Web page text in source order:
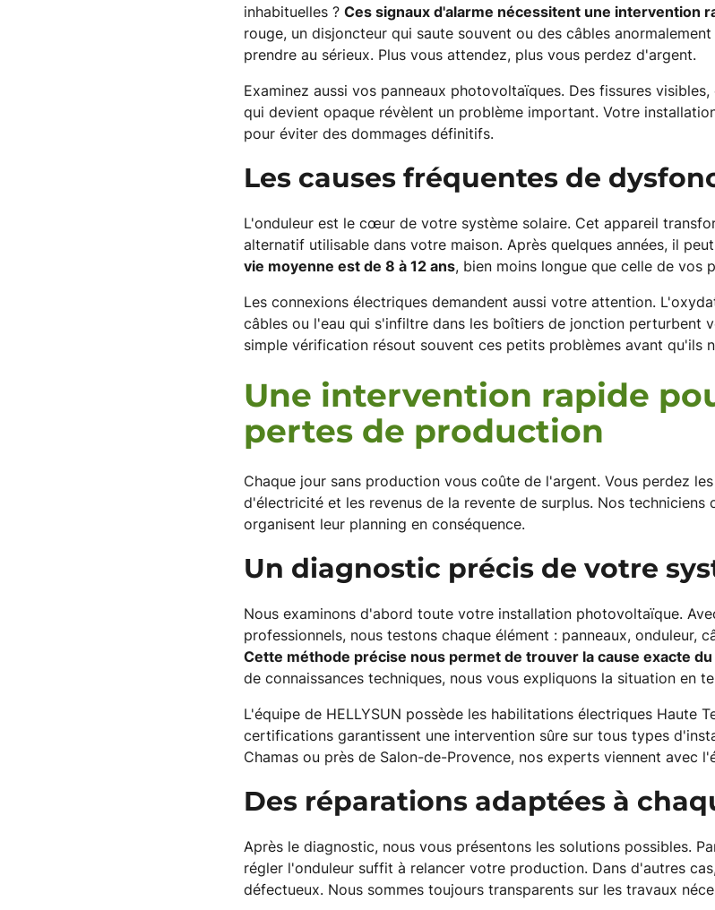
inhabituelles ? Ces signaux d'alarme nécessitent une intervention
rouge, un disjoncteur qui saute souvent ou des câbles
prendre au sérieux. Plus vous attendez, plus vous perdez d'argent.
Examinez aussi vos panneaux photovoltaïques. Des fissures
qui devient opaque révèlent un problème important. Votre
pour éviter des dommages définitifs.
Les causes fréquentes de
L'onduleur est le cœur de votre système solaire. Cet appareil
alternatif utilisable dans votre maison. Après quelques années, il
vie moyenne est de 8 à 12 ans, bien moins longue que celle de vos
Les connexions électriques demandent aussi votre attention.
câbles ou l'eau qui s'infiltre dans les boîtiers de jonction perturbent
simple vérification résout souvent ces petits problèmes avant qu'ils
Une intervention rapide
pertes de production
Chaque jour sans production vous coûte de l'argent. Vous perdez
d'électricité et les revenus de la revente de surplus. Nos techniciens
organisent leur planning en conséquence.
Un diagnostic précis de votre
Nous examinons d'abord toute votre installation photovoltaïque.
professionnels, nous testons chaque élément : panneaux, onduleur,
Cette méthode précise nous permet de trouver la cause exacte
de connaissances techniques, nous vous expliquons la situation en
L'équipe de HELLYSUN possède les habilitations électriques Haute
certifications garantissent une intervention sûre sur tous types
Chamas ou près de Salon-de-Provence, nos experts viennent avec
Des réparations adaptées à
Après le diagnostic, nous vous présentons les solutions possibles.
régler l'onduleur suffit à relancer votre production. Dans d'autres
défectueux. Nous sommes toujours transparents sur les travaux